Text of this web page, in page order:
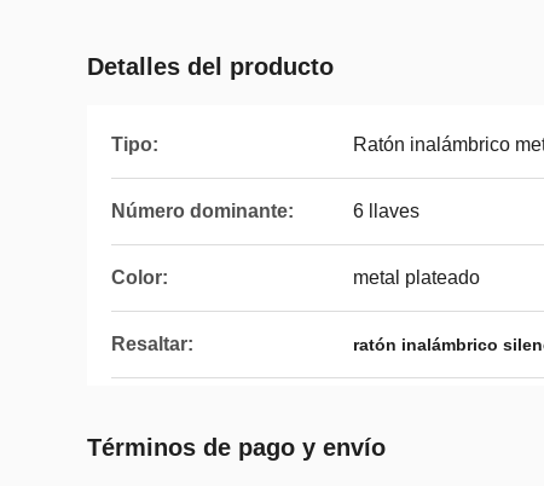
Detalles del producto
Tipo: Ratón inalámbrico
Número dominante: 6 llaves
Color: metal plateado
Resaltar: ratón inalámbrico
Términos de pago y envío